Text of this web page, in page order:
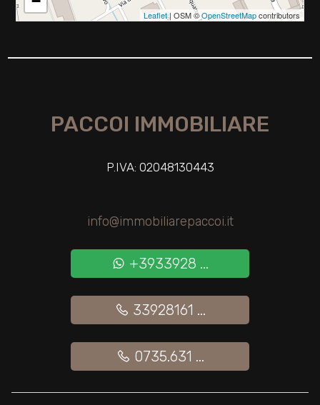
Leaflet| OSM ©OpenStreetMapcontributors
PACCOI IMMOBILIARE
P.IVA: 02048130443
info@immobiliarepaccoi.it
+3933928 ...
33928161 ...
0735.631 ...
Balcone/Terrazzo